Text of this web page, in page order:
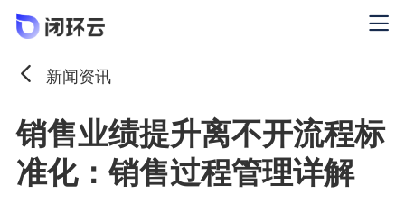
新闻资讯
销售业绩提升离不开流程标
准化：销售过程管理详解